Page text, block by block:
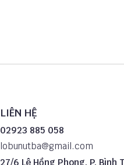
LIÊN HỆ
02923 885 058
lobunutba@gmail.com
27/6 Lê Hồng Phong, P. Bình